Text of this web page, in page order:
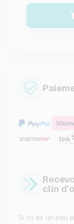
clin
Si tu es un peu